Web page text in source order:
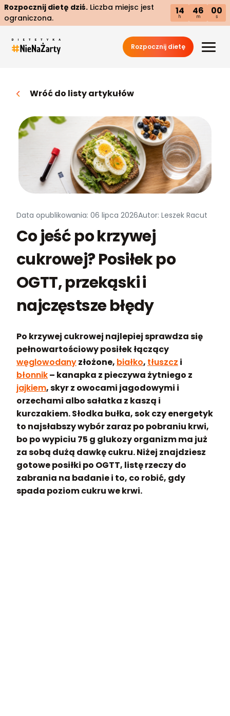
Rozpocznij dietę dziś. Liczba miejsc jest
ograniczona.
14
h
45
m
59
s
Rozpocznij dietę
Wróć do listy artykułów
Data opublikowania: 06 lipca 2026Autor: Leszek Racut
Co jeść po krzywej
cukrowej? Posiłek po
OGTT, przekąski i
najczęstsze błędy
Po krzywej cukrowej najlepiej sprawdza się
pełnowartościowy posiłek łączący
węglowodanyzłożone, białko, tłuszcz i
błonnik– kanapka z pieczywa żytniego z
jajkiem, skyr z owocami jagodowymi i
orzechami albo sałatka z kaszą i
kurczakiem. Słodka bułka, sok czy energetyk
to najsłabszy wybór zaraz po pobraniu krwi,
bo po wypiciu 75 g glukozy organizm ma już
za sobą dużą dawkę cukru. Niżej znajdziesz
gotowe posiłki po OGTT, listę rzeczy do
zabrania na badanie i to, co robić, gdy
spada poziom cukru we krwi.